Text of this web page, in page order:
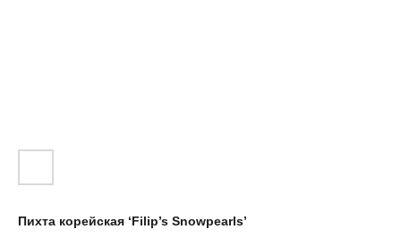
Пихта корейская ‘Filip’s Snowpearls’